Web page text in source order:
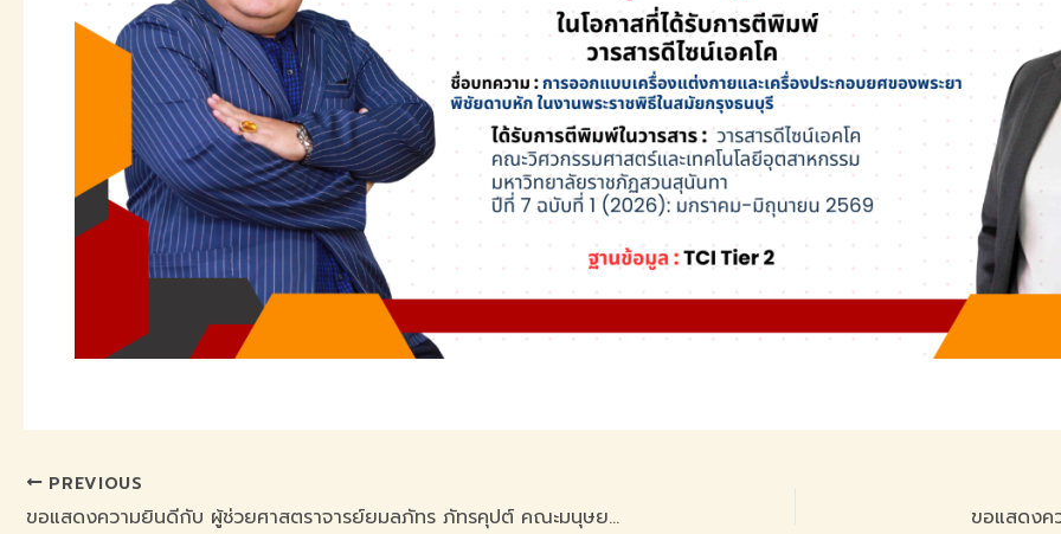
PREVIOUS
ขอแสดงความยินดีกับ ผู้ช่วยศาสตราจารย์ยมลภัทร ภัทรคุปต์ คณะมนุษยศาสตร์และสังคมศาสตร์ ดำรงตำแหน่งผู้ช่วยศาสตราจารย์ สาขาวิชาภาษาไทย